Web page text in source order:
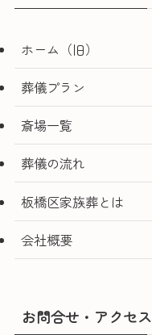
ホーム（旧）
葬儀プラン
斎場一覧
葬儀の流れ
板橋区家族葬とは
会社概要
お問合せ・アクセス